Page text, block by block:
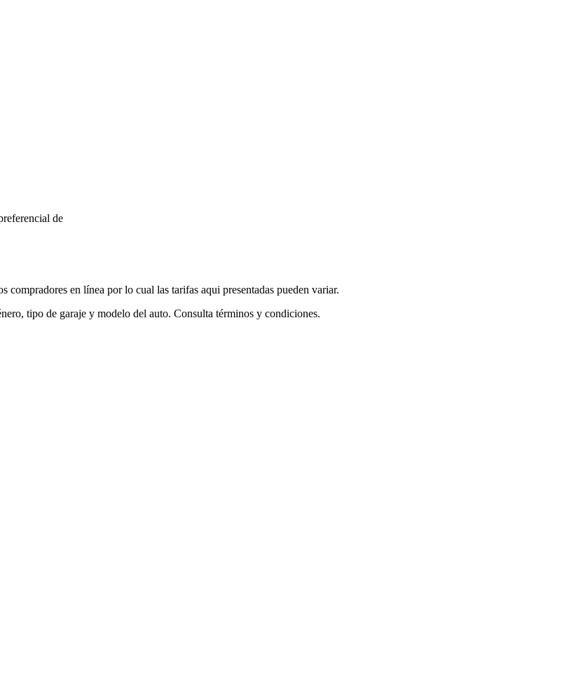
de
en línea por lo cual las tarifas aqui presentadas pueden variar.
tipo de garaje y modelo del auto. Consulta términos y condiciones.